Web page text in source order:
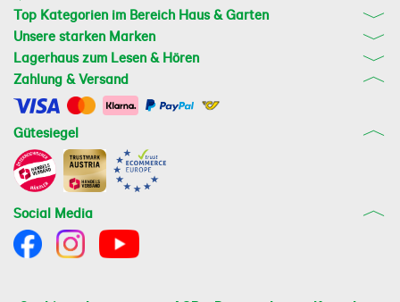
Top Kategorien im Bereich Haus & Garten
Unsere starken Marken
Lagerhaus zum Lesen & Hören
Zahlung & Versand
Gütesiegel
Social Media